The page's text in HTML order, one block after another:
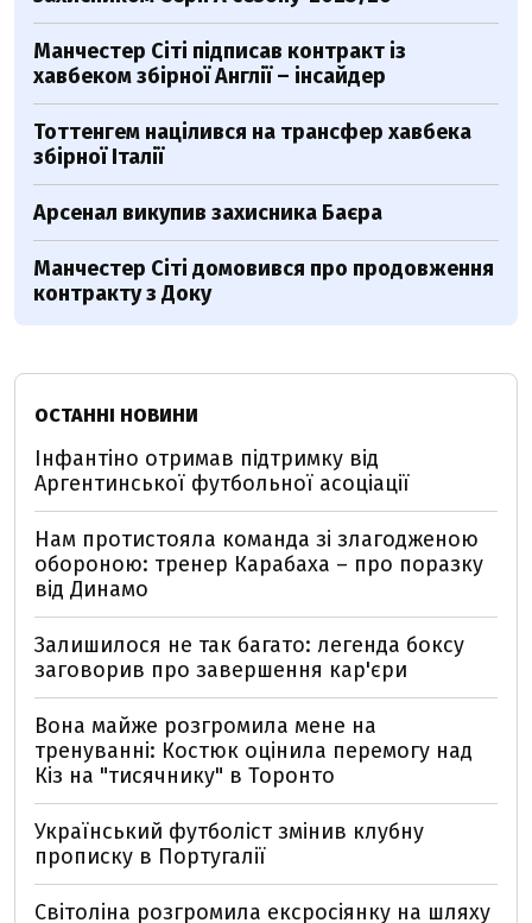
Манчестер Сіті підписав контракт із
хавбеком збірної Англії – інсайдер
Тоттенгем націлився на трансфер хавбека
збірної Італії
Арсенал викупив захисника Баєра
Манчестер Сіті домовився про продовження
контракту з Доку
ОСТАННІ НОВИНИ
Інфантіно отримав підтримку від
Аргентинської футбольної асоціації
Нам протистояла команда зі злагодженою
обороною: тренер Карабаха – про поразку
від Динамо
Залишилося не так багато: легенда боксу
заговорив про завершення кар'єри
Вона майже розгромила мене на
тренуванні: Костюк оцінила перемогу над
Кіз на "тисячнику" в Торонто
Український футболіст змінив клубну
прописку в Португалії
Світоліна розгромила ексросіянку на шляху